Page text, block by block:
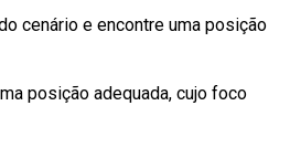
cenário e encontre uma posição
posição adequada, cujo foco